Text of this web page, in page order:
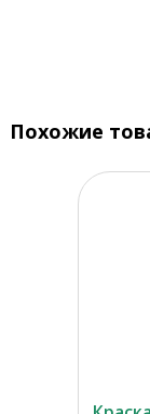
Похожие